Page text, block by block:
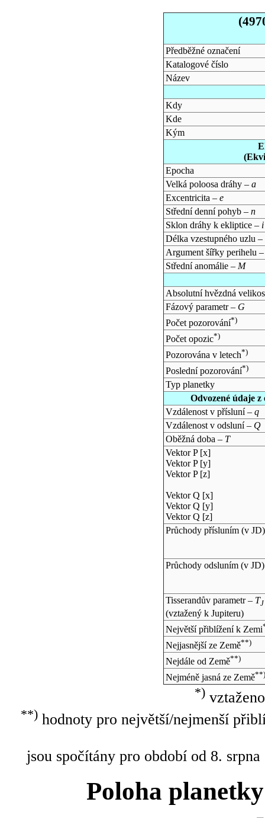
Předběžné označení
Katalogové číslo
Název
Kdy
Kde
Kým
Epocha
Velká poloosa dráhy – a
Excentricita – e
Střední denní pohyb – n
Sklon dráhy k ekliptice – i
Délka vzestupného uzlu –
Argument šířky perihelu
Střední anomálie – M
Absolutní hvězdná
Fázový parametr – G
Počet pozorování*)
Počet opozic*)
Pozorována v letech*)
Poslední pozorování*)
Typ planetky
Odvozené údaje
Vzdálenost v přísluní – q
Vzdálenost v odsluní – Q
Oběžná doba – T
Vektor P [x]
Vektor P [y]
Vektor P [z]
Vektor Q [x]
Vektor Q [y]
Vektor Q [z]
Průchody přísluním (v JD)
Průchody odsluním (v JD)
Tisserandův parametr – TJ
(vztažený k Jupiteru)
Největší přiblížení k Zemi
Nejjasnější ze Země**)
Nejdále od Země**)
Nejméně jasná ze Země**)
*)
**)hodnoty pro největší/nejmenší
jsou spočítány pro období od 8.
Poloha